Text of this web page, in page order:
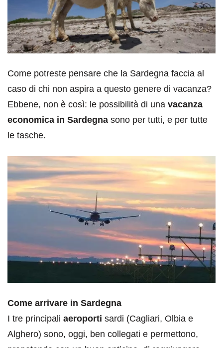
Come potreste pensare che la Sardegna faccia al
caso di chi non aspira a questo genere di vacanza?
Ebbene, non è così: le possibilità di una vacanza
economica in Sardegna sono per tutti, e per tutte
le tasche.
Come arrivare in Sardegna
I tre principali aeroporti sardi (Cagliari, Olbia e
Alghero) sono, oggi, ben collegati e permettono,